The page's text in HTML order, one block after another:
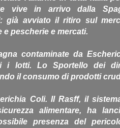
vive in arrivo dalla
già avviato il ritiro sul
pescherie e mercati.
contaminate da
i lotti. Lo Sportello dei
il consumo di prodotti
Coli. Il Rasff, il
alimentare, ha
presenza del